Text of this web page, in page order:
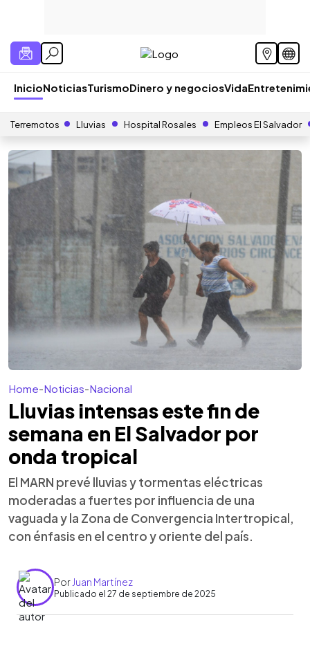
InicioNoticiasTurismoDinero y negociosVida
Terremotos Lluvias Hospital Rosales Empleos El Salvador
Home-Noticias-Nacional
Lluvias intensas este fin de
semana en El Salvador por
onda tropical
El MARN prevé lluvias y tormentas eléctricas
moderadas a fuertes por influencia de una
vaguada y la Zona de Convergencia Intertropical,
con énfasis en el centro y oriente del país.
Por Juan Martínez
Publicado el 27 de septiembre de 2025